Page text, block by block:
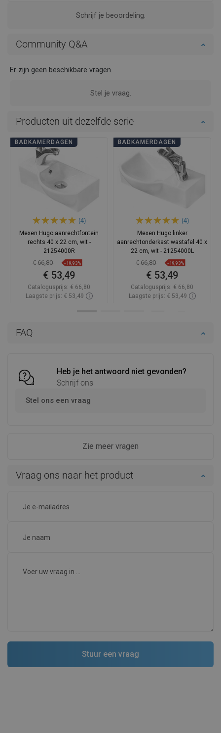
FAQ
Heb je het antwoord niet gevonden?
Schrijf ons
Stel ons een vraag
Zie meer vragen
Schrijf je beoordeling.
Community Q&A
Er zijn geen beschikbare vragen.
Stel je vraag.
Vraag ons naar het product
Producten uit dezelfde serie
BADKAMERDAGEN
(4)
Mexen Hugo aanrechtfontein
rechts 40 x 22 cm, wit -
21254000R
€ 66,80 -19,93%
€ 53,49
Catalogusprijs: € 66,80
Laagste prijs: € 53,49
BADKAMERDAGEN
(4)
Mexen Hugo linker
aanrechtonderkast wastafel 40 x
22 cm, wit - 21254000L
€ 66,80 -19,93%
€ 53,49
Catalogusprijs: € 66,80
Laagste prijs: € 53,49